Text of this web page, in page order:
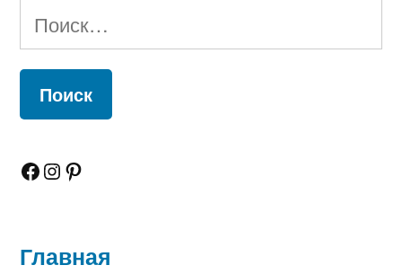
Найти:
Facebook
Instagram
Pinterest
Главная